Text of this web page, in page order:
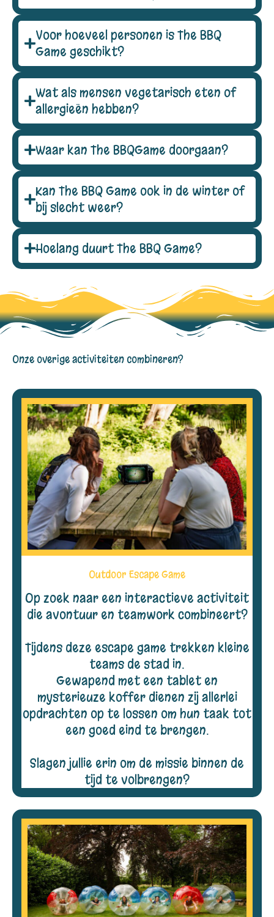
Voor hoeveel personen is The BBQ
Game geschikt?
Wat als mensen vegetarisch eten of
allergieën hebben?
Waar kan The BBQGame doorgaan?
Kan The BBQ Game ook in de winter of
bij slecht weer?
Hoelang duurt The BBQ Game?
Onze overige activiteiten combineren?
Outdoor Escape Game
Op zoek naar een interactieve activiteit
die avontuur en teamwork combineert?
Tijdens deze escape game trekken kleine
teams de stad in.
Gewapend met een tablet en
mysterieuze koffer dienen zij allerlei
opdrachten op te lossen om hun taak tot
een goed eind te brengen.
Slagen jullie erin om de missie binnen de
tijd te volbrengen?